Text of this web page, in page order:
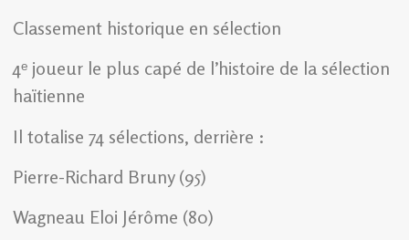
Classement historique en sélection
4ᵉ joueur le plus capé de l’histoire de la sélection
haïtienne
Il totalise 74 sélections, derrière :
Pierre-Richard Bruny (95)
Wagneau Eloi Jérôme (80)